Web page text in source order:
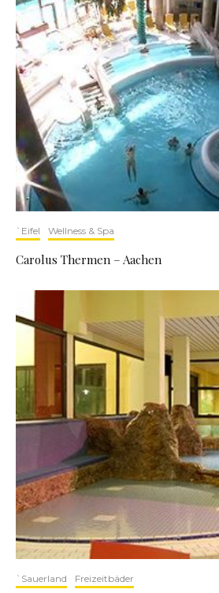
`Eifel Wellness & Spa
Carolus Thermen – Aachen
`Sauerland Freizeitbäder